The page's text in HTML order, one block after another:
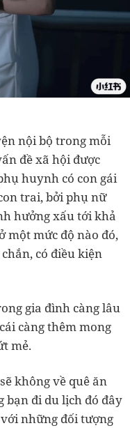
nội bộ trong mỗi
đề xã hội được
huynh có con gái
trai, bởi phụ nữ
hưởng xấu tới khả
một mức độ nào đó,
có điều kiện
gia đình càng lâu
càng thêm mong
mẻ.
không về quê ăn
bạn đi du lịch đó đây
những đối tượng